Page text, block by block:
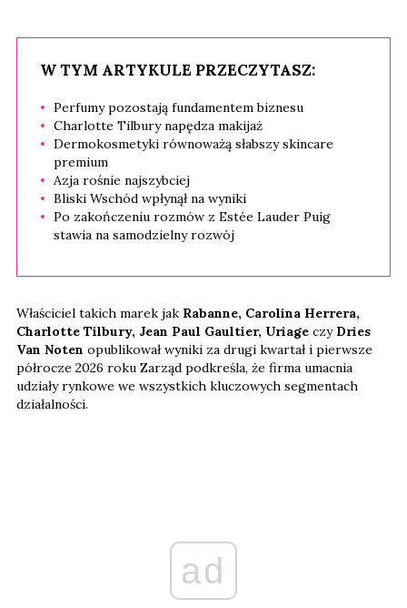
W TYM ARTYKULE PRZECZYTASZ:
Perfumy pozostają fundamentem biznesu
Charlotte Tilbury napędza makijaż
Dermokosmetyki równoważą słabszy skincare
premium
Azja rośnie najszybciej
Bliski Wschód wpłynął na wyniki
Po zakończeniu rozmów z Estée Lauder Puig
stawia na samodzielny rozwój
Właściciel takich marek jak Rabanne, Carolina Herrera,
Charlotte Tilbury, Jean Paul Gaultier, Uriage czyDries
Van Noten opublikował wyniki za drugi kwartał i pierwsze
półrocze 2026 roku Zarząd podkreśla, że firma umacnia
udziały rynkowe we wszystkich kluczowych segmentach
działalności.
ad